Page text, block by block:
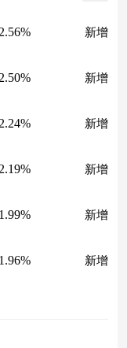
2.56% 新增
2.50% 新增
2.24% 新增
2.19% 新增
1.99% 新增
1.96% 新增